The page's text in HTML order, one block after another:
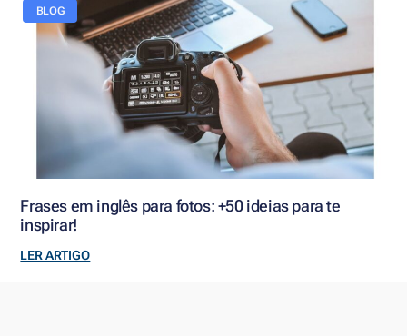
BLOG
Frases em inglês para fotos: +50 ideias para te
inspirar!
LER ARTIGO